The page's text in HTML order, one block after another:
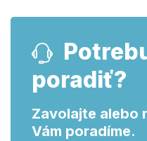
poradiť?
Zavolajte alebo
Vám poradíme.